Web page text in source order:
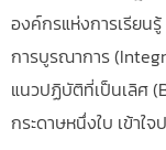
องค์กรแห่งการเรียน
การบูรณาการ
แนวปฏิบัติที่เป็นเลิศ
กระดาษหนึ่งใบ เข้าใ